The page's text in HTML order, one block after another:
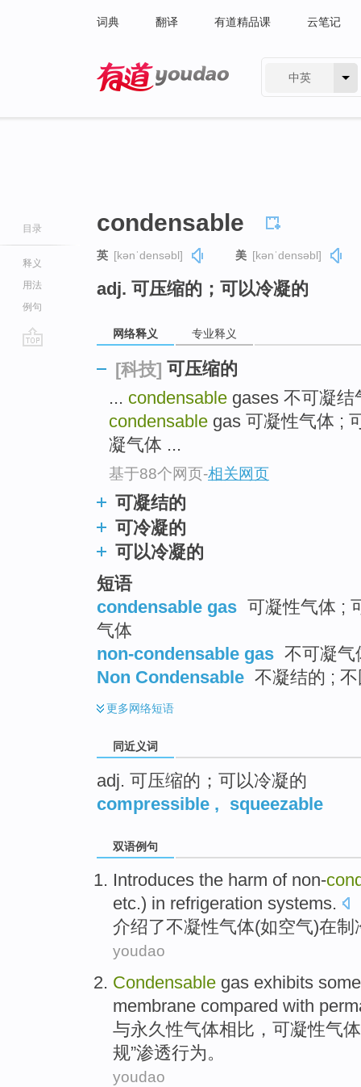
词典 翻译 有道精品课 云笔记
中英
目录
释义
用法
例句
condensable
英 [kənˈdensəbl] 美 [kənˈdensəbl]
adj. 可压缩的；可以冷凝的
网络释义 专业释义
[科技] 可压缩的
... condensable gases 不可凝
condensable gas 可凝性气体 ;
凝气体 ...
基于88个网页-相关网页
可凝结的
可冷凝的
可以冷凝的
短语
condensable gas 可凝性气体 ;
气体
non-condensable gas 不可凝
Non Condensable 不凝结的 ;
更多网络短语
同近义词
adj. 可压缩的；可以冷凝的
compressible , squeezable
双语例句
Introduces the harm of non-
etc.) in refrigeration systems.
介绍了不凝性气体(如空气)在制
youdao
Condensable gas exhibits some
membrane compared with
与永久性气体相比 ，可凝性气体
规”渗透行为。
youdao